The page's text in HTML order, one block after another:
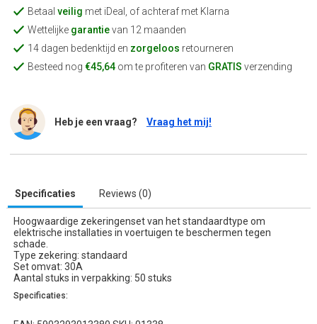
Betaal veilig met iDeal, of achteraf met Klarna
Wettelijke garantievan 12 maanden
14 dagen bedenktijd en zorgeloos retourneren
Besteed nog €45,64om te profiteren van GRATIS verzending
Heb je een vraag? Vraag het mij!
Specificaties Reviews (0)
Hoogwaardige zekeringenset van het standaardtype om
elektrische installaties in voertuigen te beschermen tegen
schade.
Type zekering: standaard
Set omvat: 30A
Aantal stuks in verpakking: 50 stuks
Specificaties: